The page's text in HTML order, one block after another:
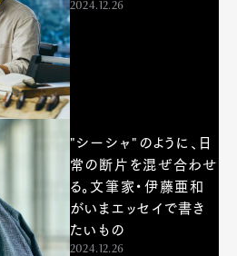
2024.12.26
"シーシャ"のように、日
常の断片を混ぜ合わせ
る。文筆家・伊藤亜和
がいまエッセイで書き
たいもの
2024.12.26